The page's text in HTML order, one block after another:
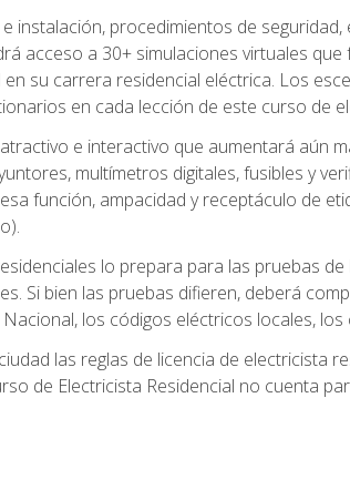
instalación, procedimientos de
acceso a 30+ simulaciones virtuales
en su carrera residencial eléctrica. Los
en cada lección de este curso de
e interactivo que aumentará aún
multímetros digitales, fusibles y
función, ampacidad y receptáculo de
lo prepara para las pruebas
Si bien las pruebas difieren, deberá
los códigos eléctricos locales,
las reglas de licencia de electricista
de Electricista Residencial no cuenta